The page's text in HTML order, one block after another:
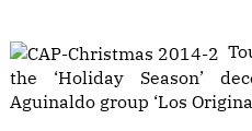
the ‘Holiday Season’
Aguinaldo group ‘Los